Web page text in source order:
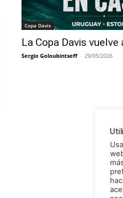
Copa Davis
La Copa Davis vuelve
Sergio Goloubintseff - 29/05/2026